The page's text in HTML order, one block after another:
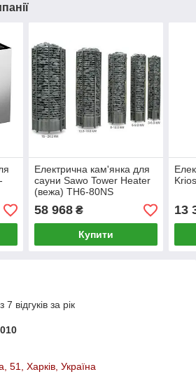
Електрична кам'янка для
сауни Sawo Tower Heater
(вежа) TH6-80NS
58 968₴
Купити
13
відгуків за рік
51, Харків, Україна